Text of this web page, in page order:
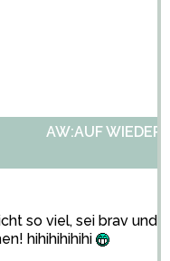
AW:AUF
so viel, sei brav und
hihihihihihi